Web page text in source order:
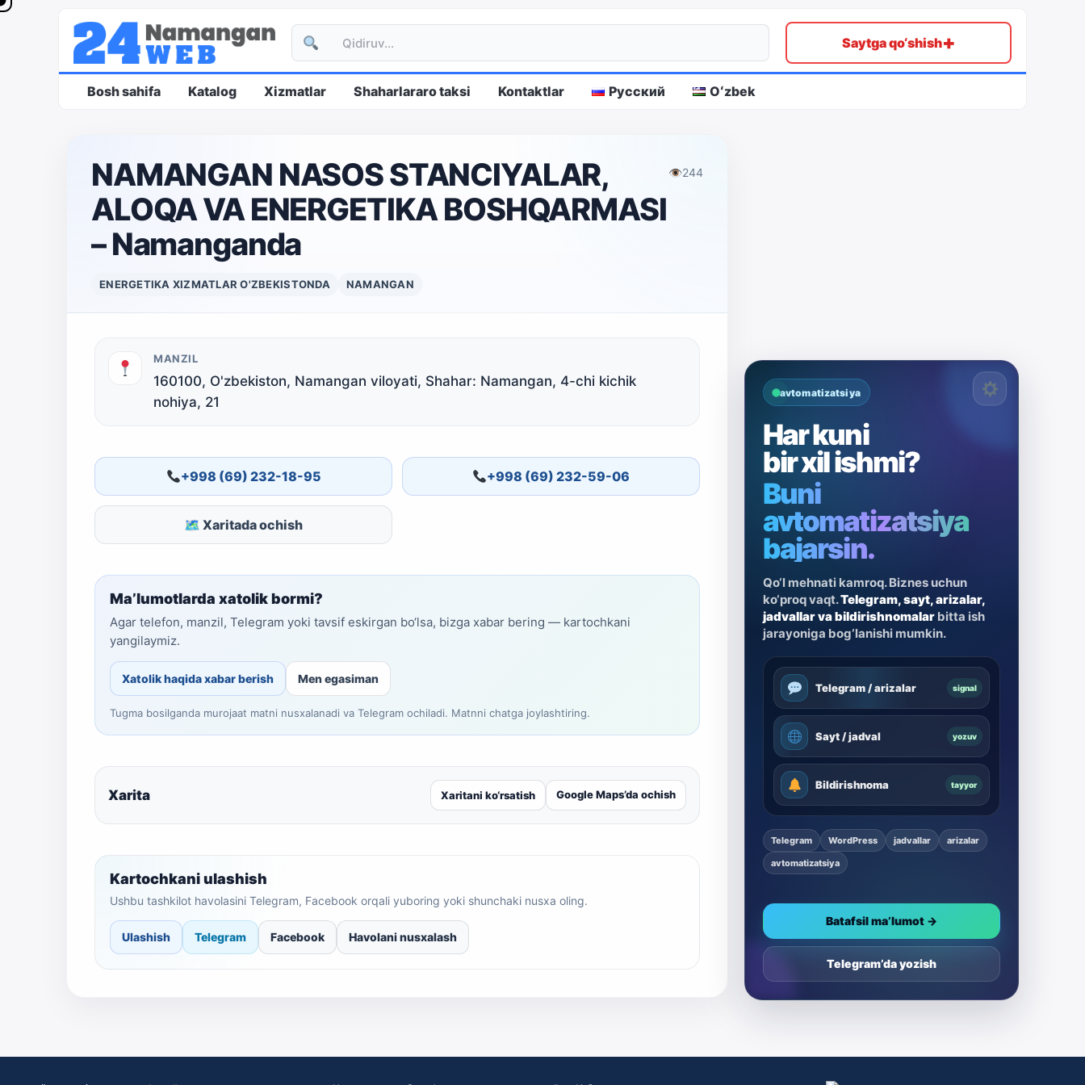
Saytga qo‘shish+
Bosh sahifa Katalog Xizmatlar Shaharlararo taksi Kontaktlar Русский Oʻzbek
NAMANGAN NASOS STANCIYALAR,
ALOQA VA ENERGETIKA BOSHQARMASI
– Namanganda
👁244
ENERGETIKA XIZMATLAR O'ZBEKISTONDA NAMANGAN
MANZIL
160100, O'zbekiston, Namangan viloyati, Shahar: Namangan, 4-chi kichik
nohiya, 21
+998 (69) 232-18-95 +998 (69) 232-59-06
🗺 Xaritada ochish
Ma’lumotlarda xatolik bormi?
Agar telefon, manzil, Telegram yoki tavsif eskirgan bo‘lsa, bizga xabar bering — kartochkani
yangilaymiz.
Xatolik haqida xabar berish Men egasiman
Tugma bosilganda murojaat matni nusxalanadi va Telegram ochiladi. Matnni chatga joylashtiring.
Xarita Xaritani ko‘rsatish Google Maps’da ochish
Kartochkani ulashish
Ushbu tashkilot havolasini Telegram, Facebook orqali yuboring yoki shunchaki nusxa oling.
Ulashish Telegram Facebook Havolani nusxalash
avtomatizatsiya
Har kuni
bir xil ishmi?
Buni
avtomatizatsiya
bajarsin.
Qo‘l mehnati kamroq. Biznes uchun
ko‘proq vaqt.Telegram, sayt, arizalar,
jadvallar va bildirishnomalar bitta ish
jarayoniga bog‘lanishi mumkin.
Telegram / arizalar signal
Sayt / jadval yozuv
Bildirishnoma tayyor
Telegram WordPress jadvallar
arizalar
avtomatizatsiya
Batafsil ma’lumot →
Telegram’da yozish